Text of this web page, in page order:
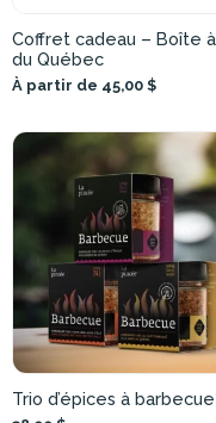
Coffret cadeau – Boîte
du Québec
À partir de 45,00 $
Trio d’épices à barbecue